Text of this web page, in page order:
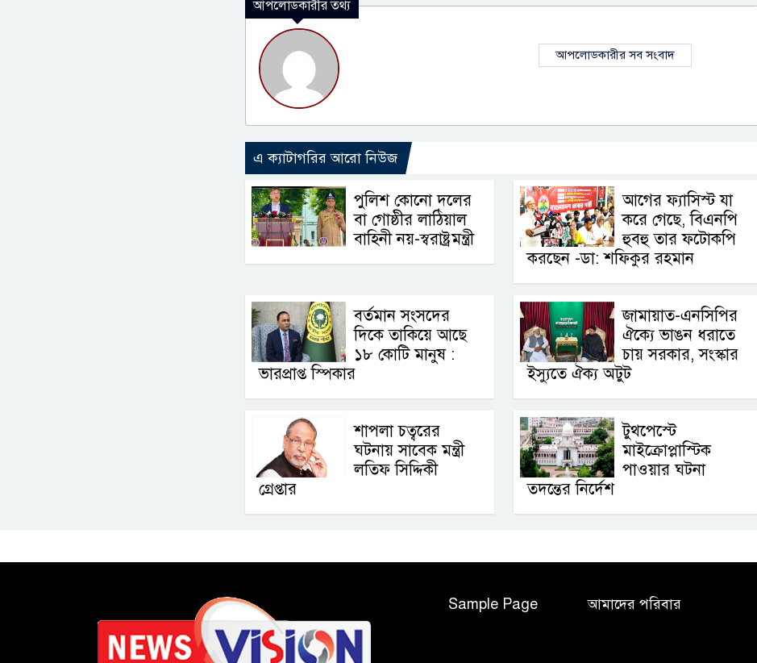
আপলোডকারীর তথ্য
আপলোডকারীর সব সংবাদ
এ ক্যাটাগরির আরো নিউজ
পুলিশ কোনো দলের
বা গোষ্ঠীর লাঠিয়াল
বাহিনী নয়-স্বরাষ্ট্রমন্ত্রী
আগের ফ্যাসিস্ট যা
করে গেছে, বিএনপি
হুবহু তার ফটোকপি
করছেন -ডা: শফিকুর রহমান
বর্তমান সংসদের
দিকে তাকিয়ে আছে
১৮ কোটি মানুষ :
ভারপ্রাপ্ত স্পিকার
জামায়াত-এনসিপির
ঐক্যে ভাঙন ধরাতে
চায় সরকার, সংস্কার
ইস্যুতে ঐক্য অটুট
শাপলা চত্বরের
ঘটনায় সাবেক মন্ত্রী
লতিফ সিদ্দিকী
গ্রেপ্তার
টুথপেস্টে
মাইক্রোপ্লাস্টিক
পাওয়ার ঘটনা
তদন্তের নির্দেশ
Sample Page আমাদের পরিবার